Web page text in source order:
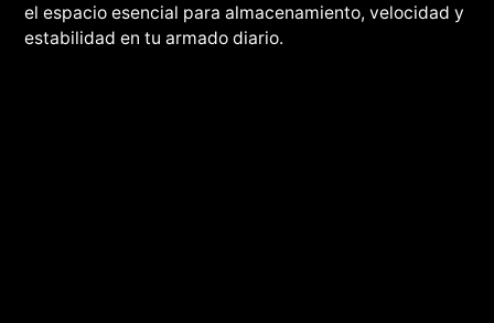
el espacio esencial para almacenamiento, velocidad y
estabilidad en tu armado diario.